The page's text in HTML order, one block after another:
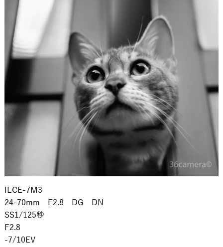
ILCE-7M3
24-70mm F2.8 DG DN
SS1/125秒
F2.8
-7/10EV